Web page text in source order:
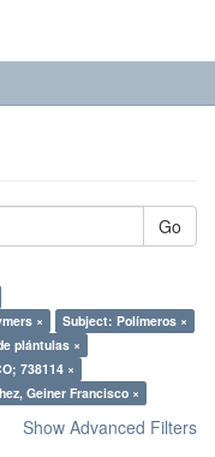
Go
×
Subject: Polímeros ×
plántulas ×
738114 ×
Geiner Francisco ×
Show Advanced Filters